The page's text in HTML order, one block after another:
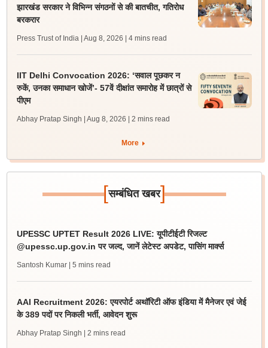
झारखंड सरकार ने विभिन्न संगठनों से की बातचीत, गतिरोध
बरकरार
Press Trust of India | Aug 8, 2026 | 4 mins read
IIT Delhi Convocation 2026: ‘सवाल पूछकर न
रुकें, उनका समाधान खोजें’- 57वें दीक्षांत समारोह में छात्रों से
पीएम
Abhay Pratap Singh | Aug 8, 2026 | 2 mins read
More
[सम्बंधित खबर]
UPESSC UPTET Result 2026 LIVE: यूपीटीईटी रिजल्ट
@upessc.up.gov.in पर जल्द, जानें लेटेस्ट अपडेट, पासिंग मार्क्स
Santosh Kumar | 5 mins read
AAI Recruitment 2026: एयरपोर्ट अथॉरिटी ऑफ इंडिया में मैनेजर एवं जेई
के 389 पदों पर निकली भर्ती, आवेदन शुरू
Abhay Pratap Singh | 2 mins read